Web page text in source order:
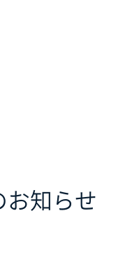
知らせ